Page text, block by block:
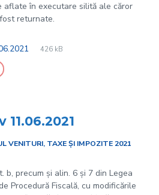
aflate în executare silită ale căror
returnate.
File
pdf
File
426 kB
VENITURI, TAXE ȘI IMPOZITE 2021
b, precum și alin. 6 și 7 din Legea
Procedură Fiscală, cu modificările